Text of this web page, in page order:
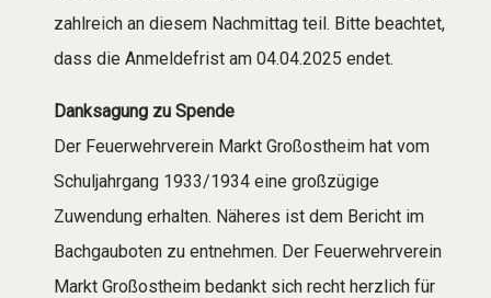
zahlreich an diesem Nachmittag teil. Bitte beachtet,
dass die Anmeldefrist am 04.04.2025 endet.
Danksagung zu Spende
Der Feuerwehrverein Markt Großostheim hat vom
Schuljahrgang 1933/1934 eine großzügige
Zuwendung erhalten. Näheres ist dem Bericht im
Bachgauboten zu entnehmen. Der Feuerwehrverein
Markt Großostheim bedankt sich recht herzlich für